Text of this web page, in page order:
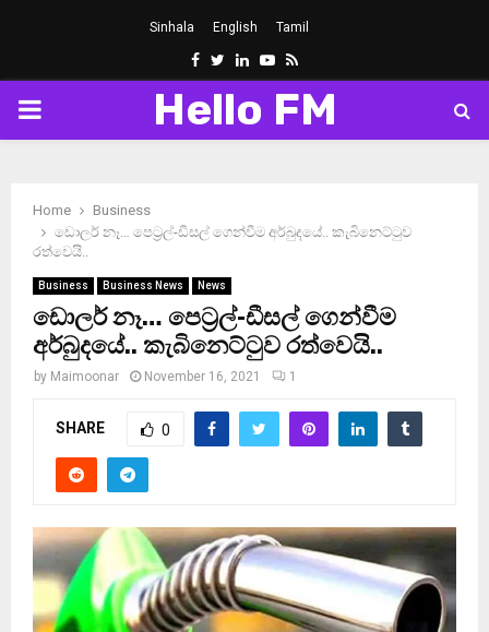
Sinhala English Tamil
Facebook
Twitter
LinkedinYoutube
Rss
PRIMARY
Hello FM
Home
Business
ඩොලර් නෑ… පෙට‍්‍රල්-ඩීසල් ගෙන්වීම අර්බුදයේ.. කැබිනෙට්ටුව
රත්වෙයි..
Business Business News News
ඩොලර් නෑ… පෙට‍්‍රල්-ඩීසල් ගෙන්වීම
අර්බුදයේ.. කැබිනෙට්ටුව රත්වෙයි..
by Maimoonar November 16, 2021 1
SHARE 0